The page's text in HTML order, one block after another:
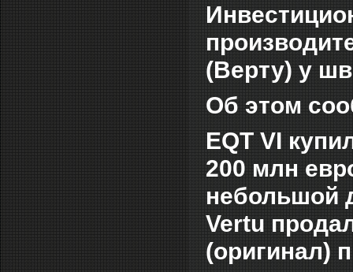
(Верту) у
Об этом
EQT VI
200 млн
небольшой
Vertu
(оригинал)